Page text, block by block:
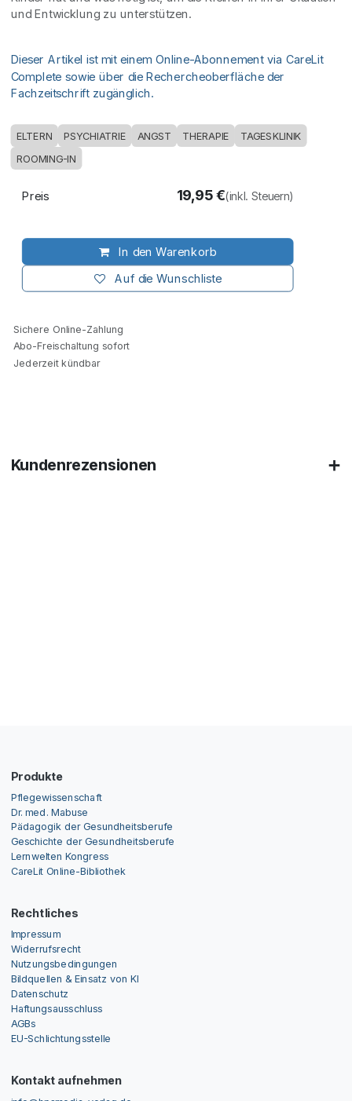
und Entwicklung zu unterstützen.
Dieser Artikel ist mit einem Online-Abonnement via CareLit
Complete sowie über die Rechercheoberfläche der
Fachzeitschrift zugänglich.
ELTERN PSYCHIATRIE ANGST THERAPIE TAGESKLINIK
ROOMING-IN
In den Warenkorb
Auf die Wunschliste
Preis 19,95€(inkl. Steuern)
Sichere Online-Zahlung
Abo-Freischaltung sofort
Jederzeit kündbar
Kundenrezensionen
Produkte
Pflegewissenschaft
Dr. med. Mabuse
Pädagogik der Gesundheitsberufe
Geschichte der Gesundheitsberufe
Lernwelten Kongress
CareLit Online-Bibliothek
Rechtliches
Impressum
Widerrufsrecht
Nutzungsbedingungen
Bildquellen & Einsatz von KI
Datenschutz
Haftungsausschluss
AGBs
EU-Schlichtungsstelle
Kontakt aufnehmen